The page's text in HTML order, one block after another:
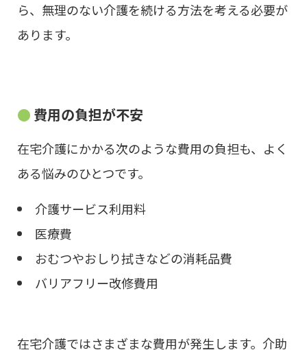
ら、無理のない介護を続ける方法を考える必要が
あります。
費用の負担が不安
在宅介護にかかる次のような費用の負担も、よく
ある悩みのひとつです。
介護サービス利用料
医療費
おむつやおしり拭きなどの消耗品費
バリアフリー改修費用
在宅介護ではさまざまな費用が発生します。介助